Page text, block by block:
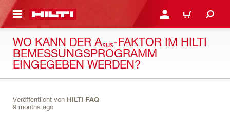
ANMELDEN ODER
WARENKORB
WO KANN DER Αₛᵤₛ-FAKTOR IM HILTI
BEMESSUNGSPROGRAMM
EINGEGEBEN WERDEN?
Veröffentlicht von HILTI FAQ
9 months ago